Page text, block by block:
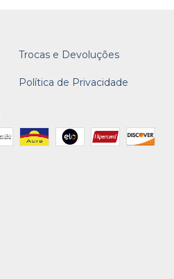
Trocas e Devoluções
Política de Privacidade